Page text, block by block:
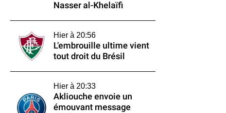
Nasser al-Khelaïfi
Hier à 20:56
L'embrouille ultime vient
tout droit du Brésil
Hier à 20:33
Akliouche envoie un
émouvant message